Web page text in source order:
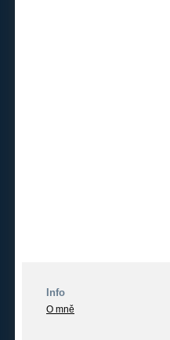
Info
O mně